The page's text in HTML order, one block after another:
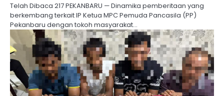
Telah Dibaca 217 PEKANBARU — Dinamika pemberitaan yang
berkembang terkait IP Ketua MPC Pemuda Pancasila (PP)
Pekanbaru dengan tokoh masyarakat…